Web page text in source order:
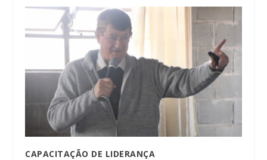
CAPACITAÇÃO DE LIDERANÇA